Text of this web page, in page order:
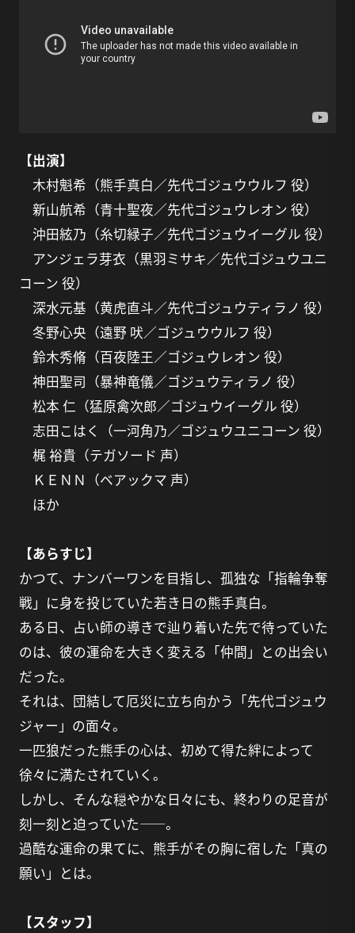
【出演】
木村魁希（熊手真白／先代ゴジュウウルフ 役）
新山航希（青十聖夜／先代ゴジュウレオン 役）
沖田絃乃（糸切緑子／先代ゴジュウイーグル 役）
アンジェラ芽衣（黒羽ミサキ／先代ゴジュウユニ
コーン 役）
深水元基（黄虎直斗／先代ゴジュウティラノ 役）
冬野心央（遠野 吠／ゴジュウウルフ 役）
鈴木秀脩（百夜陸王／ゴジュウレオン 役）
神田聖司（暴神竜儀／ゴジュウティラノ 役）
松本 仁（猛原禽次郎／ゴジュウイーグル 役）
志田こはく（一河角乃／ゴジュウユニコーン 役）
梶 裕貴（テガソード 声）
ＫＥＮＮ（ベアックマ 声）
ほか
【あらすじ】
かつて、ナンバーワンを目指し、孤独な「指輪争奪
戦」に身を投じていた若き日の熊手真白。
ある日、占い師の導きで辿り着いた先で待っていた
のは、彼の運命を大きく変える「仲間」との出会い
だった。
それは、団結して厄災に立ち向かう「先代ゴジュウ
ジャー」の面々。
一匹狼だった熊手の心は、初めて得た絆によって
徐々に満たされていく。
しかし、そんな穏やかな日々にも、終わりの足音が
刻一刻と迫っていた――。
過酷な運命の果てに、熊手がその胸に宿した「真の
願い」とは。
【スタッフ】